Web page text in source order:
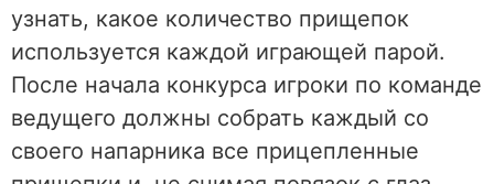
узнать, какое количество прищепок
используется каждой играющей парой.
После начала конкурса игроки по команде
ведущего должны собрать каждый со
своего напарника все прицепленные